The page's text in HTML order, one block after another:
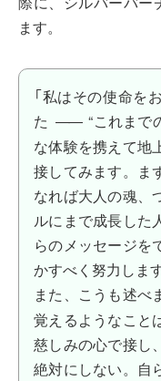
ます。
「私はその使命を
た
―― “これまで
な体験を携えて地
接してみます。ま
なれば大人の魂、
ルにまで成長した
らのメッセージを
かすべく努力します
また、こうも述べ
覚えるようなこと
慈しみの心で接し
絶対にしない。自